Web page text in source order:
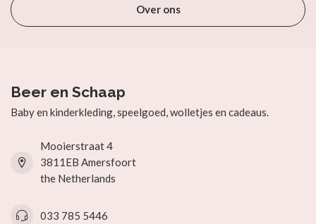
Over ons
Beer en Schaap
Baby en kinderkleding, speelgoed, wolletjes en cadeaus.
Mooierstraat 4
3811EB Amersfoort
the Netherlands
033 785 5446